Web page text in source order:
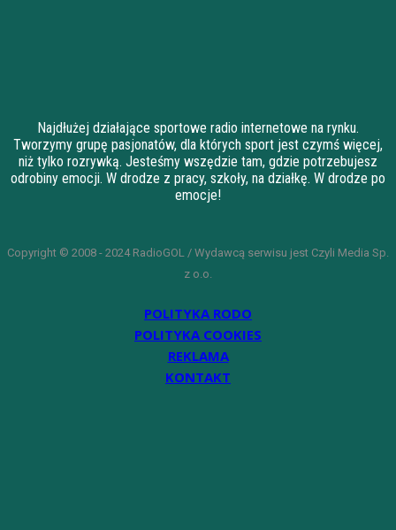
Najdłużej działające sportowe radio internetowe na rynku.
Tworzymy grupę pasjonatów, dla których sport jest czymś więcej,
niż tylko rozrywką. Jesteśmy wszędzie tam, gdzie potrzebujesz
odrobiny emocji. W drodze z pracy, szkoły, na działkę. W drodze po
emocje!
Copyright © 2008 - 2024 RadioGOL / Wydawcą serwisu jest Czyli Media Sp.
z o.o.
POLITYKA RODO
POLITYKA COOKIES
REKLAMA
KONTAKT